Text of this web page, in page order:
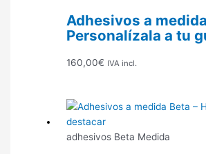
Adhesivos a
Personalízala a tu
160,00€ IVA incl.
adhesivos Beta Medida